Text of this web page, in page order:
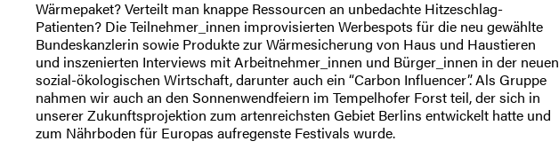
Wärmepaket? Verteilt man knappe Ressourcen an unbedachte Hitzeschlag-
Patienten? Die Teilnehmer_innen improvisierten Werbespots für die neu gewählte
Bundeskanzlerin sowie Produkte zur Wärmesicherung von Haus und Haustieren
und inszenierten Interviews mit Arbeitnehmer_innen und Bürger_innen in der neuen
sozial-ökologischen Wirtschaft, darunter auch ein “Carbon Influencer”. Als Gruppe
nahmen wir auch an den Sonnenwendfeiern im Tempelhofer Forst teil, der sich in
unserer Zukunftsprojektion zum artenreichsten Gebiet Berlins entwickelt hatte und
zum Nährboden für Europas aufregenste Festivals wurde.